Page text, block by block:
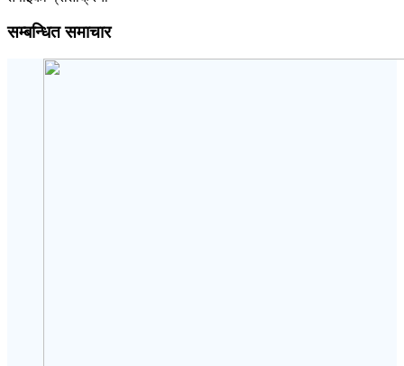
सम्बन्धित समाचार